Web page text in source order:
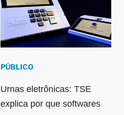
PÚBLICO
Urnas eletrônicas: TSE
explica por que softwares